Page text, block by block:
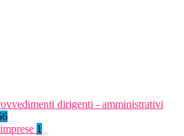
dirigenti - amministrativi
1